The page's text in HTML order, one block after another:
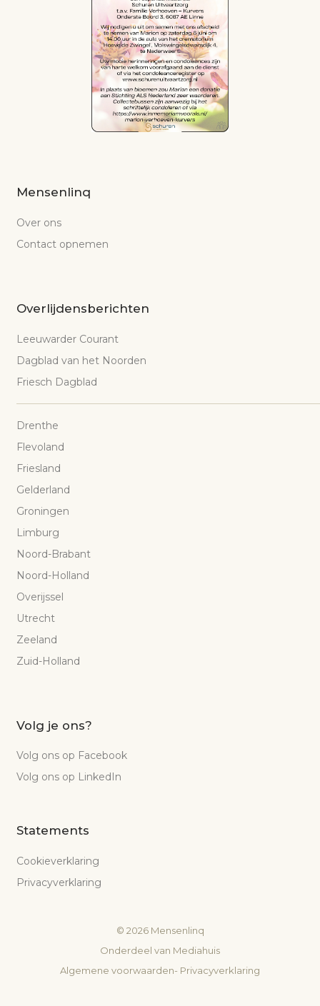
Mensenlinq
Over ons
Contact opnemen
Overlijdensberichten
Leeuwarder Courant
Dagblad van het Noorden
Friesch Dagblad
Drenthe
Flevoland
Friesland
Gelderland
Groningen
Limburg
Noord-Brabant
Noord-Holland
Overijssel
Utrecht
Zeeland
Zuid-Holland
Volg je ons?
Volg ons op Facebook
Volg ons op LinkedIn
Statements
Cookieverklaring
Privacyverklaring
© 2026Mensenlinq
Onderdeel van Mediahuis
Algemene voorwaarden- Privacyverklaring